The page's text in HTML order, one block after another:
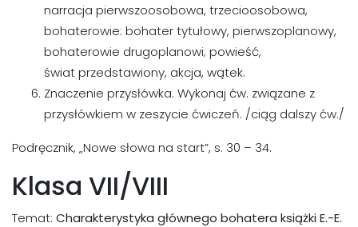
narracja pierwszoosobowa, trzecioosobowa,
bohaterowie: bohater tytułowy, pierwszoplanowy,
bohaterowie drugoplanowi; powieść,
świat przedstawiony, akcja, wątek.
Znaczenie przysłówka. Wykonaj ćw. związane z
przysłówkiem w zeszycie ćwiczeń. /ciąg dalszy ćw./
Podręcznik, „Nowe słowa na start”, s. 30 – 34.
Klasa VII/VIII
Temat: Charakterystyka głównego bohatera książki E.-E.